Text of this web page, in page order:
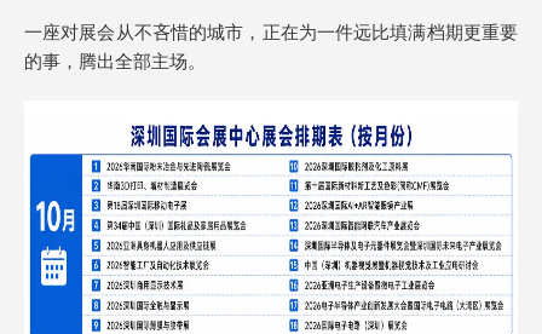
一座对展会从不吝惜的城市，正在为一件远比填满档期更重要
的事，腾出全部主场。